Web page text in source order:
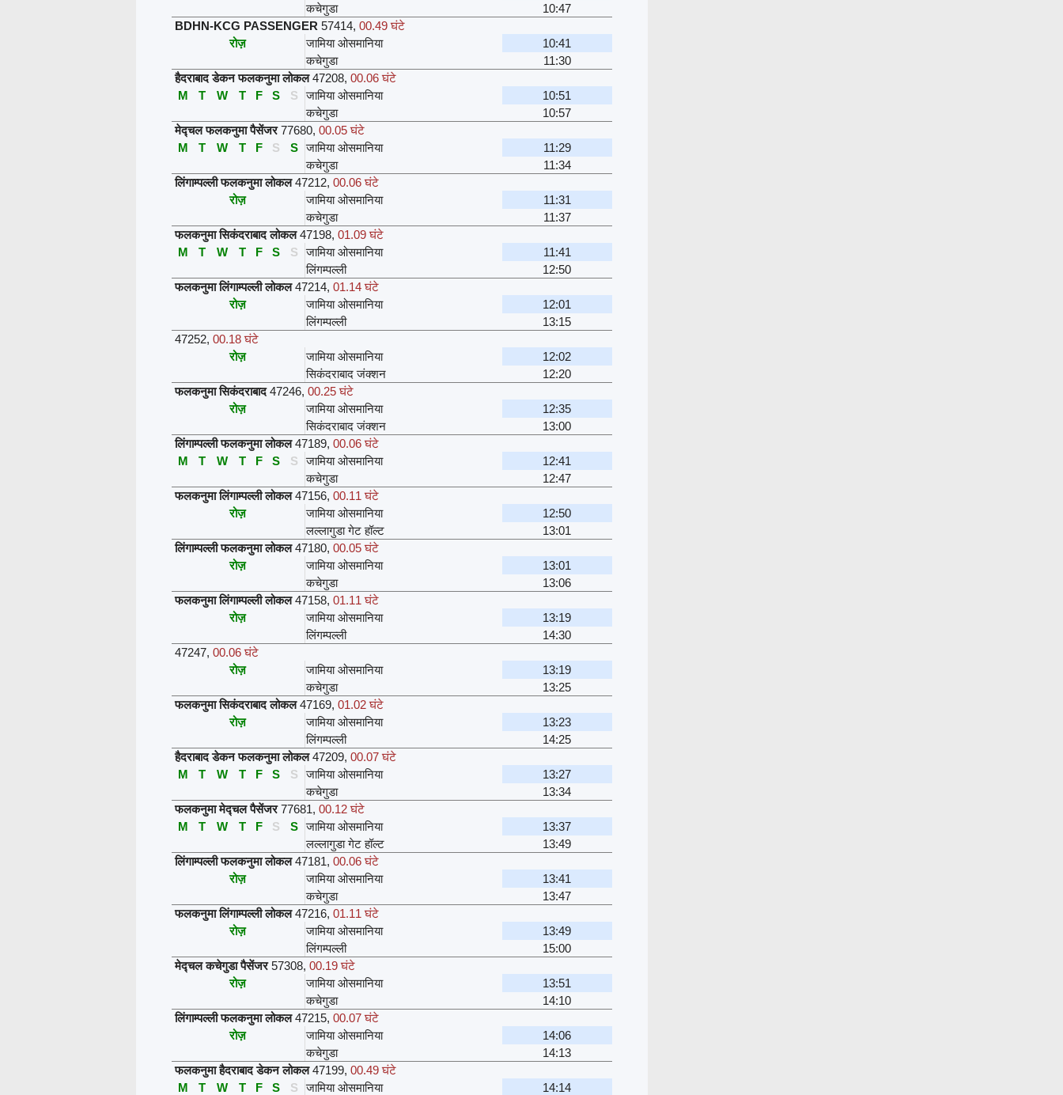
कचेगुडा
10:47
BDHN-KCG PASSENGER 57414, 00.49 घंटे
रोज़
जामिया ओसमानिया
10:41
कचेगुडा
11:30
हैदराबाद डेकन फलकनुमा लोकल 47208, 00.06 घंटे
M
T W T F S S जामिया ओसमानिया
10:51
कचेगुडा
10:57
मेद्चल फलकनुमा पैसेंजर 77680, 00.05 घंटे
M
T W T F S S जामिया ओसमानिया
11:29
कचेगुडा
11:34
लिंगाम्पल्ली फलकनुमा लोकल 47212, 00.06 घंटे
रोज़
जामिया ओसमानिया
11:31
कचेगुडा
11:37
फलकनुमा सिकंदराबाद लोकल 47198, 01.09 घंटे
M
T W T F S S जामिया ओसमानिया
11:41
लिंगम्पल्ली
12:50
फलकनुमा लिंगाम्पल्ली लोकल 47214, 01.14 घंटे
रोज़
जामिया ओसमानिया
12:01
लिंगम्पल्ली
13:15
47252, 00.18 घंटे
रोज़
जामिया ओसमानिया
12:02
सिकंदराबाद जंक्शन
12:20
फलकनुमा सिकंदराबाद 47246, 00.25 घंटे
रोज़
जामिया ओसमानिया
12:35
सिकंदराबाद जंक्शन
13:00
लिंगाम्पल्ली फलकनुमा लोकल 47189, 00.06 घंटे
M
T W T F S S जामिया ओसमानिया
12:41
कचेगुडा
12:47
फलकनुमा लिंगाम्पल्ली लोकल 47156, 00.11 घंटे
रोज़
जामिया ओसमानिया
12:50
लल्लागुडा गेट हॉल्ट
13:01
लिंगाम्पल्ली फलकनुमा लोकल 47180, 00.05 घंटे
रोज़
जामिया ओसमानिया
13:01
कचेगुडा
13:06
फलकनुमा लिंगाम्पल्ली लोकल 47158, 01.11 घंटे
रोज़
जामिया ओसमानिया
13:19
लिंगम्पल्ली
14:30
47247, 00.06 घंटे
रोज़
जामिया ओसमानिया
13:19
कचेगुडा
13:25
फलकनुमा सिकंदराबाद लोकल 47169, 01.02 घंटे
रोज़
जामिया ओसमानिया
13:23
लिंगम्पल्ली
14:25
हैदराबाद डेकन फलकनुमा लोकल 47209, 00.07 घंटे
M
T W T F S S जामिया ओसमानिया
13:27
कचेगुडा
13:34
फलकनुमा मेद्चल पैसेंजर 77681, 00.12 घंटे
M
T W T F S S जामिया ओसमानिया
13:37
लल्लागुडा गेट हॉल्ट
13:49
लिंगाम्पल्ली फलकनुमा लोकल 47181, 00.06 घंटे
रोज़
जामिया ओसमानिया
13:41
कचेगुडा
13:47
फलकनुमा लिंगाम्पल्ली लोकल 47216, 01.11 घंटे
रोज़
जामिया ओसमानिया
13:49
लिंगम्पल्ली
15:00
मेद्चल कचेगुडा पैसेंजर 57308, 00.19 घंटे
रोज़
जामिया ओसमानिया
13:51
कचेगुडा
14:10
लिंगाम्पल्ली फलकनुमा लोकल 47215, 00.07 घंटे
रोज़
जामिया ओसमानिया
14:06
कचेगुडा
14:13
फलकनुमा हैदराबाद डेकन लोकल 47199, 00.49 घंटे
M
T W T F S S जामिया ओसमानिया 14:14